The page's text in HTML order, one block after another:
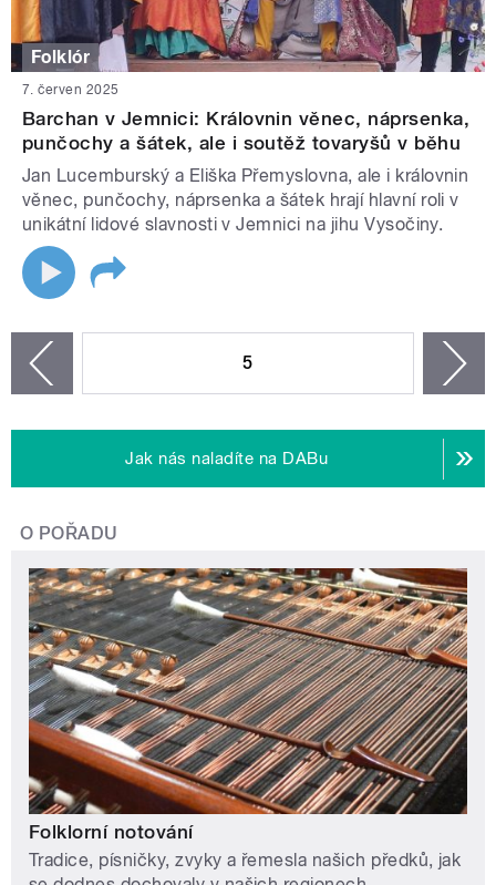
Folklór
7. červen 2025
Barchan v Jemnici: Královnin věnec, náprsenka,
punčochy a šátek, ale i soutěž tovaryšů v běhu
Jan Lucemburský a Eliška Přemyslovna, ale i královnin
věnec, punčochy, náprsenka a šátek hrají hlavní roli v
unikátní lidové slavnosti v Jemnici na jihu Vysočiny.
5
Jak nás naladíte na DABu
O POŘADU
Folklorní notování
Tradice, písničky, zvyky a řemesla našich předků, jak